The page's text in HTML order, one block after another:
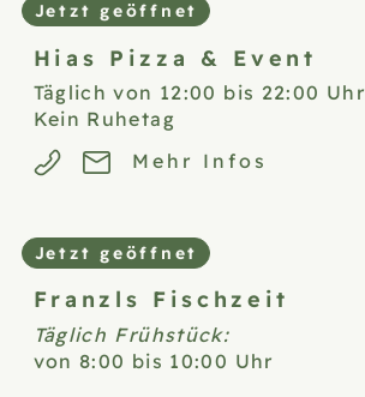
Hias Pizza & Event
Jetzt geöffnet
Täglich von 12:00 bis 22:00 Uhr
Kein Ruhetag
Mehr Infos
Franzls Fischzeit
Jetzt geöffnet
Täglich Frühstück:
von 8:00 bis 10:00 Uhr